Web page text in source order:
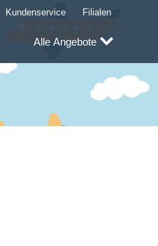
Kundenservice Filialen
Alle Angebote